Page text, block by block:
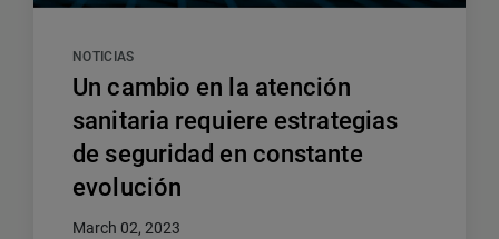
NOTICIAS
Un cambio en la atención
sanitaria requiere estrategias
de seguridad en constante
evolución
March 02, 2023